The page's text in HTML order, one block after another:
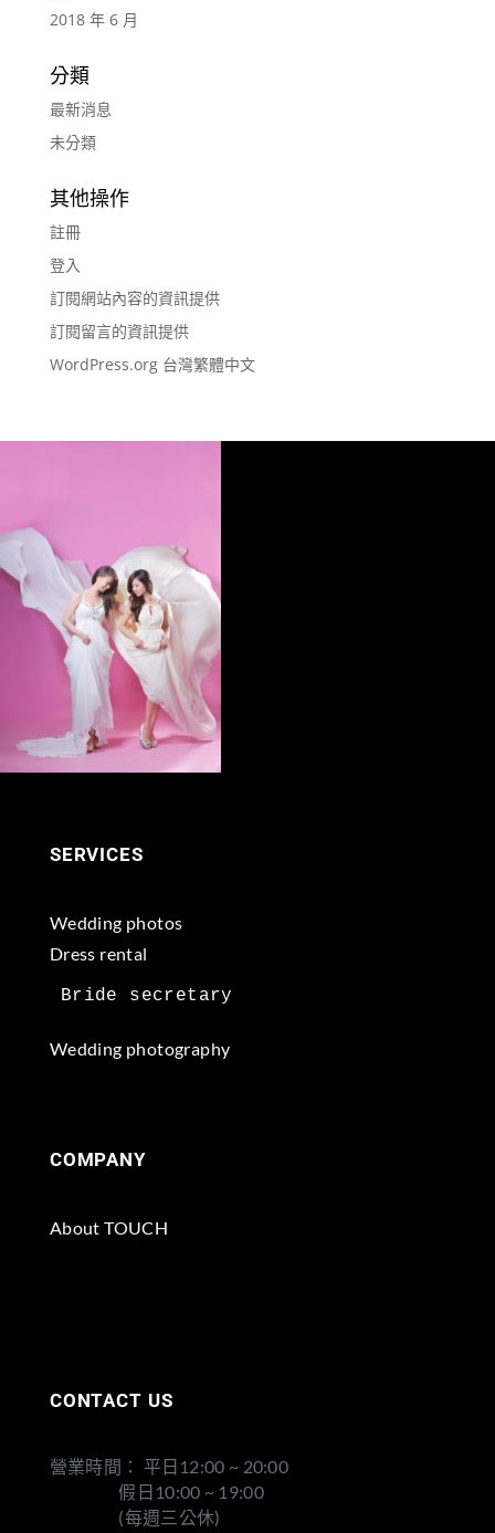
2018 年 6 月
分類
最新消息
未分類
其他操作
註冊
登入
訂閱網站內容的資訊提供
訂閱留言的資訊提供
WordPress.org 台灣繁體中文
SERVICES
Wedding photos
Dress rental
Wedding photography
COMPANY
About TOUCH
CONTACT US
營業時間： 平日12:00 ~ 20:00
假日10:00 ~ 19:00
(每週三公休)